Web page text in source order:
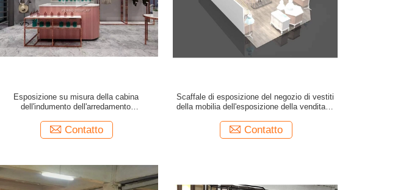
Esposizione su misura della cabina
dell'indumento dell'arredamento
Contatto
Scaffale di esposizione del negozio di vestiti
della mobilia dell'esposizione della vendita al
Contatto